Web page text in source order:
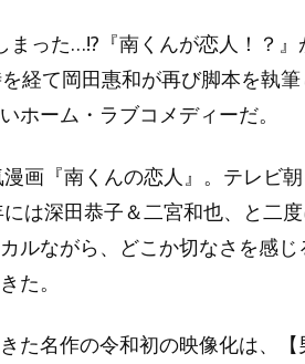
った…!?『南くんが恋人！？
経て岡田惠和が再び脚本を執
ホーム・ラブコメディーだ。
画『南くんの恋人』。テレビ
は深田恭子＆二宮和也、と二
ルながら、どこか切なさを感
た。
た名作の令和初の映像化は、